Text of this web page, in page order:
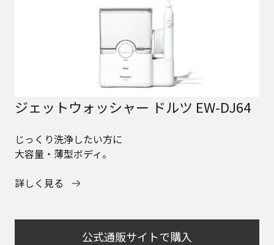
ジェットウォッシャー ドルツ EW-DJ64
じっくり洗浄したい方に
大容量・薄型ボディ。
詳しく見る
公式通販サイトで購入